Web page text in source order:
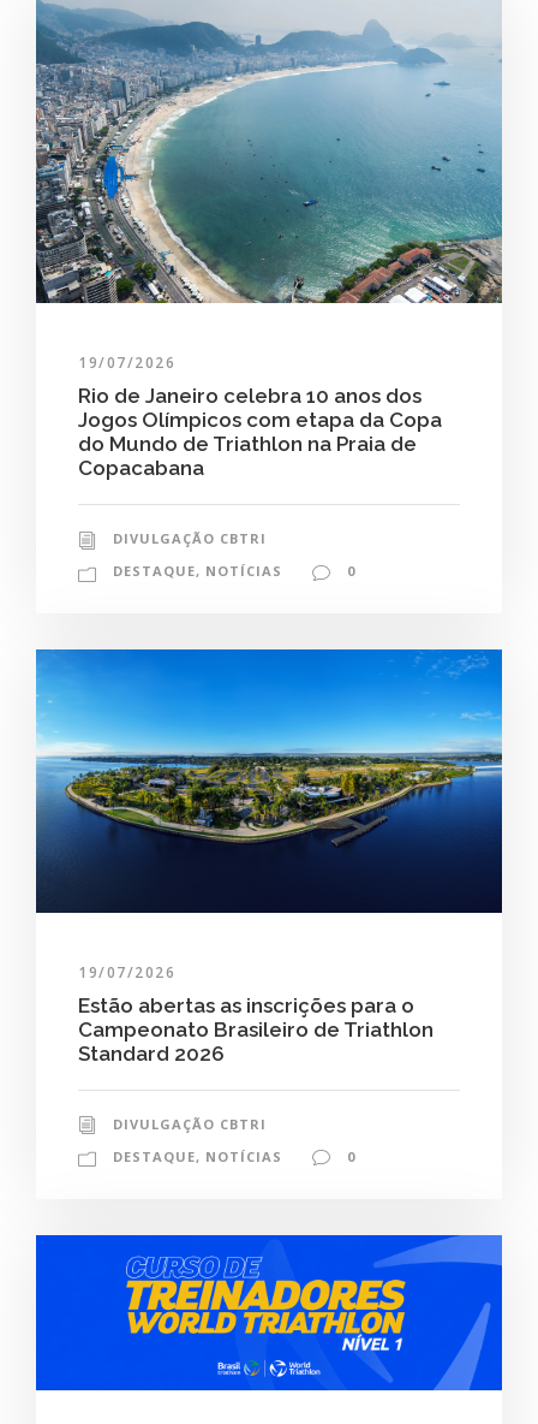
19/07/2026
Rio de Janeiro celebra 10 anos dos
Jogos Olímpicos com etapa da Copa
do Mundo de Triathlon na Praia de
Copacabana
DIVULGAÇÃO CBTRI
DESTAQUE, NOTÍCIAS 0
19/07/2026
Estão abertas as inscrições para o
Campeonato Brasileiro de Triathlon
Standard 2026
DIVULGAÇÃO CBTRI
DESTAQUE, NOTÍCIAS 0